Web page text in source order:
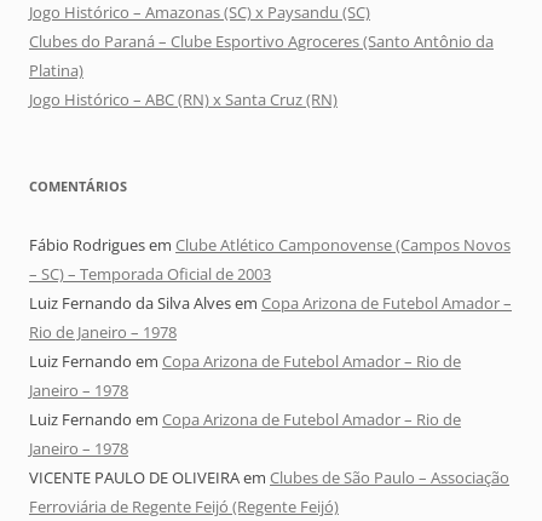
Jogo Histórico – Amazonas (SC) x Paysandu (SC)
Clubes do Paraná – Clube Esportivo Agroceres (Santo Antônio da
Platina)
Jogo Histórico – ABC (RN) x Santa Cruz (RN)
COMENTÁRIOS
Fábio Rodriguesem Clube Atlético Camponovense (Campos Novos
– SC) – Temporada Oficial de 2003
Luiz Fernando da Silva Alvesem Copa Arizona de Futebol Amador –
Rio de Janeiro – 1978
Luiz Fernando em Copa Arizona de Futebol Amador – Rio de
Janeiro – 1978
Luiz Fernando em Copa Arizona de Futebol Amador – Rio de
Janeiro – 1978
VICENTE PAULO DE OLIVEIRAem Clubes de São Paulo – Associação
Ferroviária de Regente Feijó (Regente Feijó)